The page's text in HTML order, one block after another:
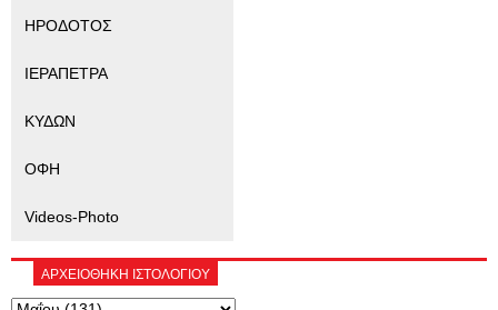
ΗΡΟΔΟΤΟΣ
ΙΕΡΑΠΕΤΡΑ
ΚΥΔΩΝ
ΟΦΗ
Videos-Photo
ΑΡΧΕΙΟΘΗΚΗ ΙΣΤΟΛΟΓΙΟΥ